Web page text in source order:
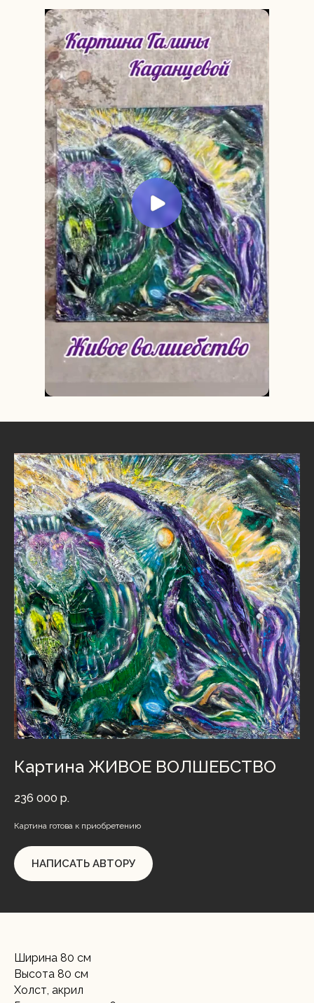
Картина ЖИВОЕ ВОЛШЕБСТВО
236 000 р.
Картина готова к приобретению
НАПИСАТЬ АВТОРУ
Ширина 80 см
Высота 80 см
Холст, акрил